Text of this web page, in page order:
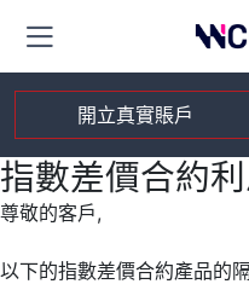
開立真實賬戶
指數差價合約
尊敬的客戶,
以下的指數差價合約產品的